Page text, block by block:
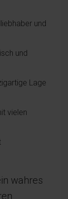
und
und
Lage
vielen
wahres